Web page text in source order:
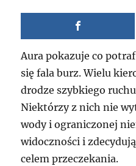
Aura pokazuje co
się fala burz. Wielu
drodze szybkiego
Niektórzy z nich nie
wody i ograniczonej
widoczności i
celem przeczekania.